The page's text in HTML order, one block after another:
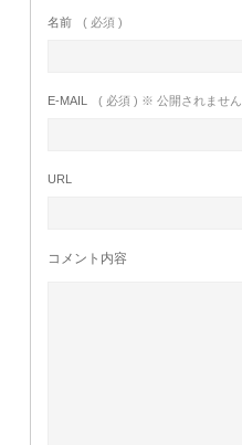
名前 ( 必須 )
E-MAIL ( 必須 ) ※ 公開されません
URL
コメント内容